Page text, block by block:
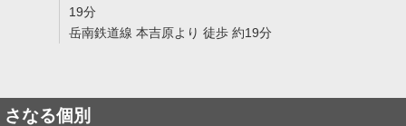
19分
岳南鉄道線 本吉原より 徒歩 約19分
さなる個別